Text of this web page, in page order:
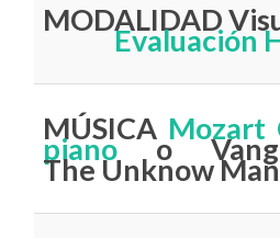
MODALIDAD
Evaluación
MÚSICA Mozart
pianoo
The Unknow Man